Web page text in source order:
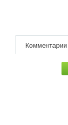
Комментарии